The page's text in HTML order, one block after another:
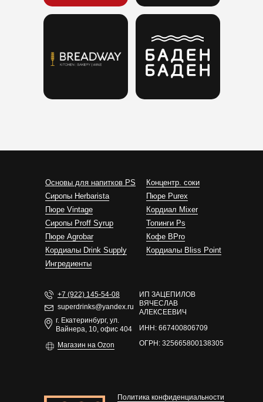
ИП ЗАЦЕПИЛОВ
ВЯЧЕСЛАВ
АЛЕКСЕЕВИЧ
ИНН: 667400806709
ОГРН: 325665800138305
Основы для напитков PS
Сиропы Herbarista
Пюре Vintage
Cиропы Proff Syrup
Пюре Agrobar
Кордиалы Drink Supply
Ингредиенты
Политика конфиденциальности
superdrinks@yandex.ru
+7 (922) 145-54-08
г. Екатеринбург, ул.
Вайнера, 10, офис 404
Магазин на Ozon
Концентр. соки
Пюре Purex
Кордиал Mixer
Топинги Ps
Кофе BPro
Кордиалы Bliss Point